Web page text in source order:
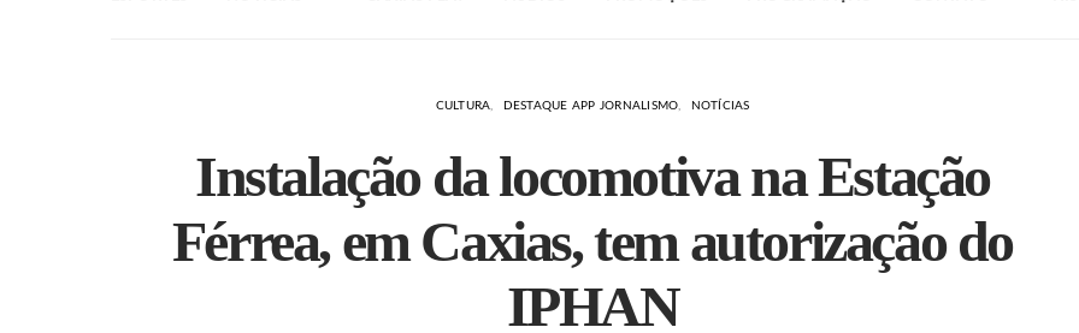
CULTURA DESTAQUE APP JORNALISMO NOTÍCIAS
Instalação da locomotiva na Estação
Férrea, em Caxias, tem autorização do
IPHAN